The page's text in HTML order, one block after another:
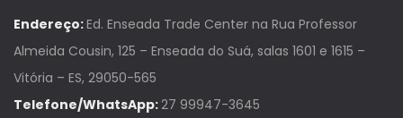
Endereço:Ed. Enseada Trade Center na Rua Professor
Almeida Cousin, 125 – Enseada do Suá, salas 1601 e 1615 –
Vitória – ES, 29050-565
Telefone/WhatsApp:27 99947-3645